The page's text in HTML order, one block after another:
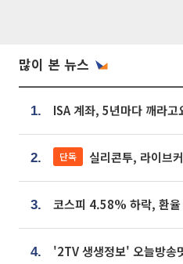
많이 본 뉴스
1. ISA 계좌, 5년마다 깨라
2. 단독 실리콘투, 라이브커머스팀 신설
3. 코스피 4.58% 하락, 환
4.